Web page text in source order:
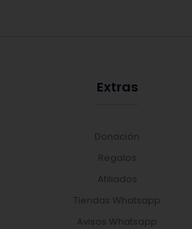
Extras
Donación
Regalos
Afiliados
Tiendas Whatsapp
Avisos Whatsapp